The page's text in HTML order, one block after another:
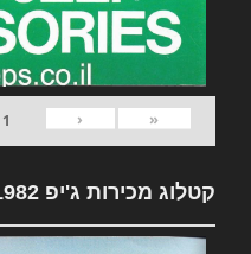
«
‹
1
קטלוג מכירות ג'יפ 1982